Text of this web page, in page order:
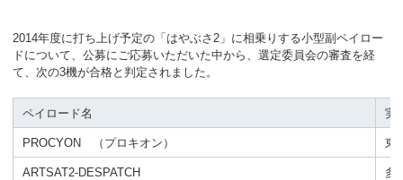
2014年度に打ち上げ予定の「はやぶさ2」に相乗りする小型副ペイロー
ドについて、公募にご応募いただいた中から、選定委員会の審査を経
て、次の3機が合格と判定されました。
ペイロード名 実
PROCYON （プロキオン） 東
ARTSAT2-DESPATCH
多